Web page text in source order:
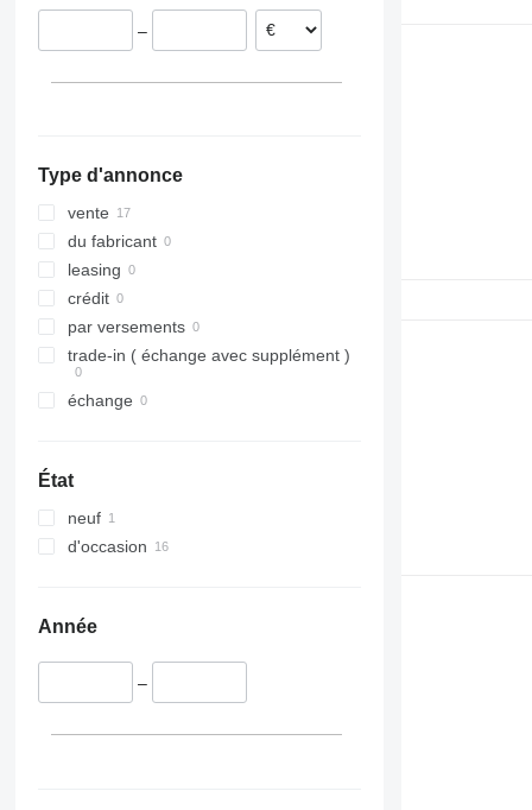
Roumanie
Pologne
–
Type d'annonce
vente
du fabricant
leasing
crédit
par versements
trade-in ( échange avec supplément )
échange
État
neuf
d'occasion
Année
–